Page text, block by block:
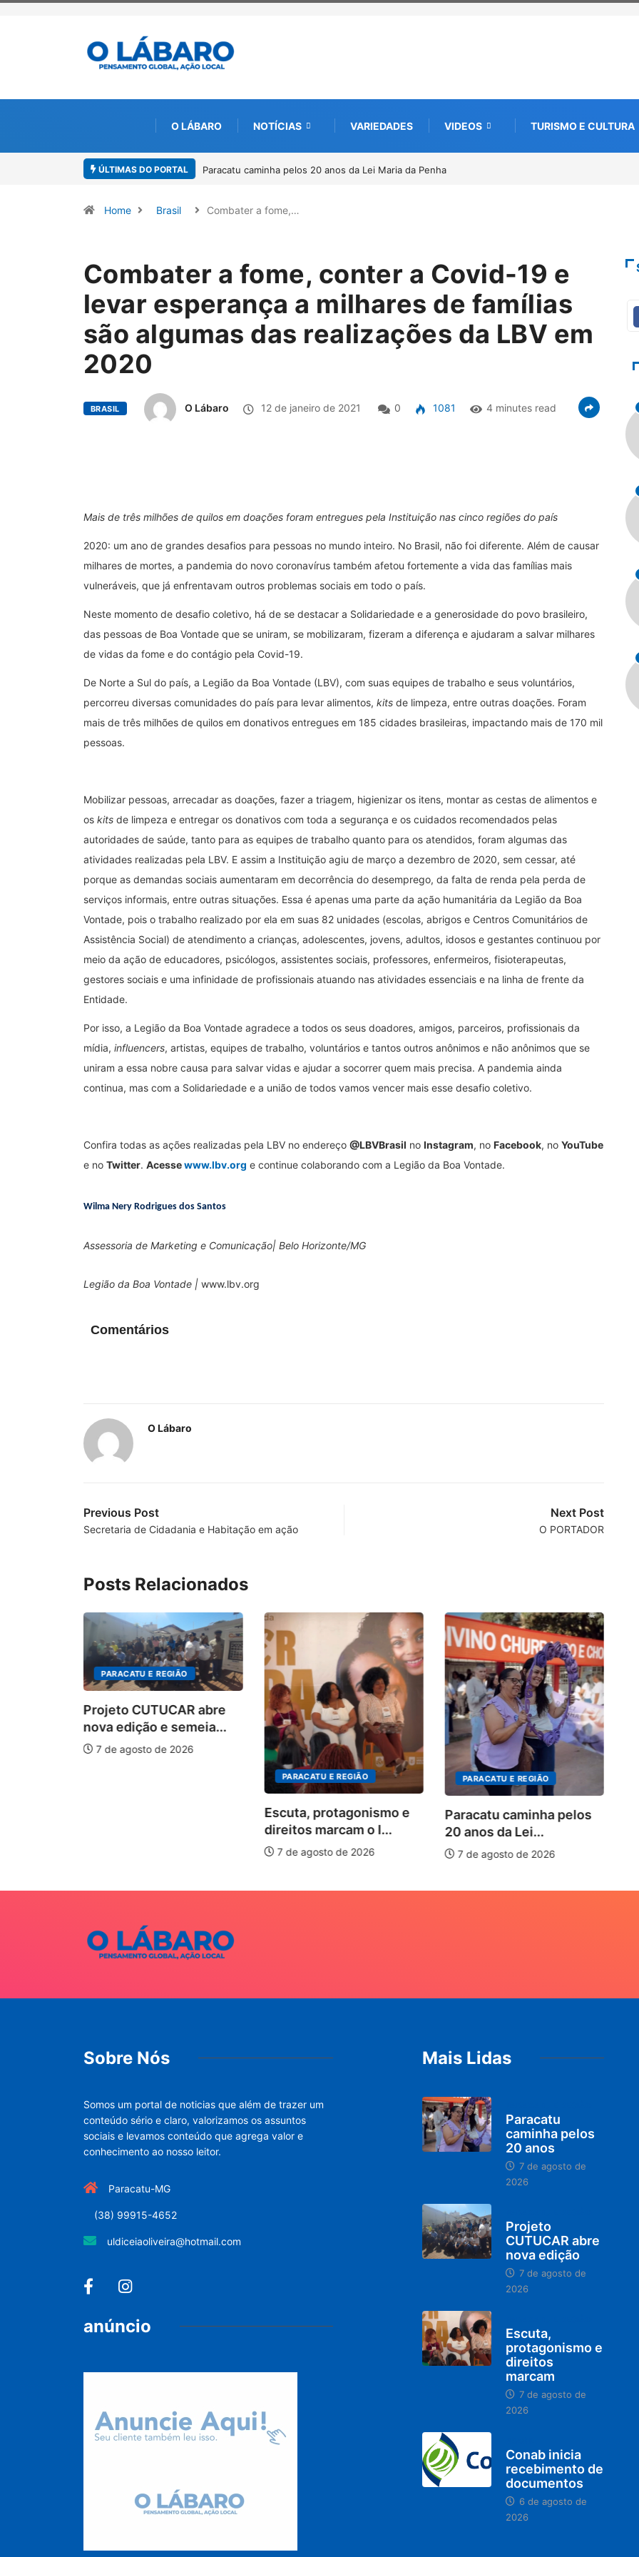
O LÁBARO NOTÍCIAS VARIEDADES VIDEOS TURISMO E CULTURA
ÚLTIMAS DO PORTAL
caminha pelos 20 anos da Lei Maria da PenhaProjeto CUTUCAR abre nova edição e semeia o futuro
Home Brasil Combater a fome,…
Combater a fome, conter a Covid-19 e
levar esperança a milhares de famílias
são algumas das realizações da LBV em
2020
BRASIL O Lábaro 12 de janeiro de 2021 0 1081 4 minutes read
Mais de três milhões de quilos em doações foram entregues pela Instituição nas cinco regiões do país
2020: um ano de grandes desafios para pessoas no mundo inteiro. No Brasil, não foi diferente. Além de causar
milhares de mortes, a pandemia do novo coronavírus também afetou fortemente a vida das famílias mais
vulneráveis, que já enfrentavam outros problemas sociais em todo o país.
Neste momento de desafio coletivo, há de se destacar a Solidariedade e a generosidade do povo brasileiro,
das pessoas de Boa Vontade que se uniram, se mobilizaram, fizeram a diferença e ajudaram a salvar milhares
de vidas da fome e do contágio pela Covid-19.
De Norte a Sul do país, a Legião da Boa Vontade (LBV), com suas equipes de trabalho e seus voluntários,
percorreu diversas comunidades do país para levar alimentos, kits de limpeza, entre outras doações. Foram
mais de três milhões de quilos em donativos entregues em 185 cidades brasileiras, impactando mais de 170 mil
pessoas.
Mobilizar pessoas, arrecadar as doações, fazer a triagem, higienizar os itens, montar as cestas de alimentos e
os kits de limpeza e entregar os donativos com toda a segurança e os cuidados recomendados pelas
autoridades de saúde, tanto para as equipes de trabalho quanto para os atendidos, foram algumas das
atividades realizadas pela LBV. E assim a Instituição agiu de março a dezembro de 2020, sem cessar, até
porque as demandas sociais aumentaram em decorrência do desemprego, da falta de renda pela perda de
serviços informais, entre outras situações. Essa é apenas uma parte da ação humanitária da Legião da Boa
Vontade, pois o trabalho realizado por ela em suas 82 unidades (escolas, abrigos e Centros Comunitários de
Assistência Social) de atendimento a crianças, adolescentes, jovens, adultos, idosos e gestantes continuou por
meio da ação de educadores, psicólogos, assistentes sociais, professores, enfermeiros, fisioterapeutas,
gestores sociais e uma infinidade de profissionais atuando nas atividades essenciais e na linha de frente da
Entidade.
Por isso, a Legião da Boa Vontade agradece a todos os seus doadores, amigos, parceiros, profissionais da
mídia, influencers, artistas, equipes de trabalho, voluntários e tantos outros anônimos e não anônimos que se
uniram a essa nobre causa para salvar vidas e ajudar a socorrer quem mais precisa. A pandemia ainda
continua, mas com a Solidariedade e a união de todos vamos vencer mais esse desafio coletivo.
Confira todas as ações realizadas pela LBV no endereço @LBVBrasil no Instagram, no Facebook, no YouTube
e no Twitter. Acessewww.lbv.org e continue colaborando com a Legião da Boa Vontade.
Wilma Nery Rodrigues dos Santos
Assessoria de Marketing e Comunicação| Belo Horizonte/MG
Legião da Boa Vontade | www.lbv.org
Comentários
O Lábaro
Previous Post
Secretaria de Cidadania e Habitação em ação
Next Post
O PORTADOR
Posts Relacionados
PARACATU E REGIÃO
Projeto CUTUCAR abre
nova edição e semeia...
7 de agosto de 2026
PARACATU E REGIÃO
Escuta, protagonismo e
direitos marcam o I...
7 de agosto de 2026
PARACATU E REGIÃO
Paracatu caminha pelos
20 anos da Lei...
7 de agosto de 2026
Sobre Nós
Somos um portal de noticias que além de trazer um
conteúdo sério e claro, valorizamos os assuntos
sociais e levamos conteúdo que agrega valor e
conhecimento ao nosso leitor.
Paracatu-MG
(38) 99915-4652
uldiceiaoliveira@hotmail.com
anúncio
Mais Lidas
Paracatu
caminha pelos
20 anos
7 de agosto de
2026
Projeto
CUTUCAR abre
nova edição
7 de agosto de
2026
Escuta,
protagonismo e
direitos
marcam
7 de agosto de
2026
Conab inicia
recebimento de
documentos
6 de agosto de
2026